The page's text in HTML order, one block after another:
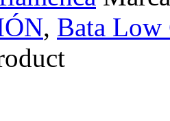
, Bata Low